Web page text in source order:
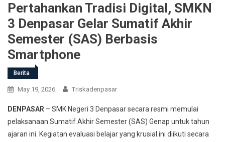
Pertahankan Tradisi Digital, SMKN
3 Denpasar Gelar Sumatif Akhir
Semester (SAS) Berbasis
Smartphone
Berita
May 19, 2026 Triskadenpasar
DENPASAR – SMK Negeri 3 Denpasar secara resmi memulai
pelaksanaan Sumatif Akhir Semester (SAS) Genap untuk tahun
ajaran ini. Kegiatan evaluasi belajar yang krusial ini diikuti secara